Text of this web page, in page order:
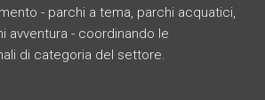
- parchi a tema, parchi acquatici,
avventura - coordinando le
di categoria del settore.